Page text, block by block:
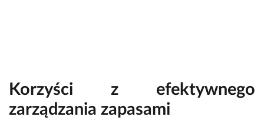
Korzyści z efektywnego
zarządzania zapasami